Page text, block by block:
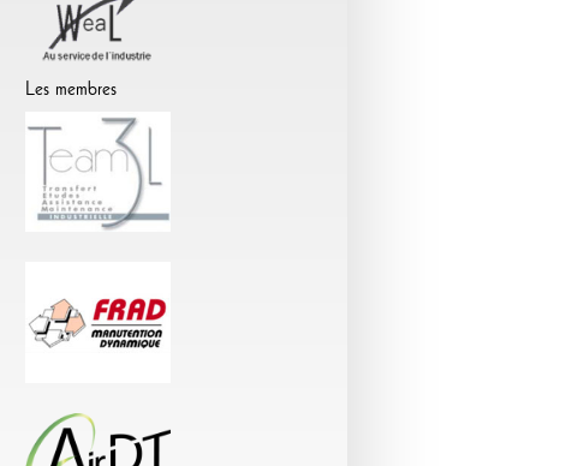
Les membres